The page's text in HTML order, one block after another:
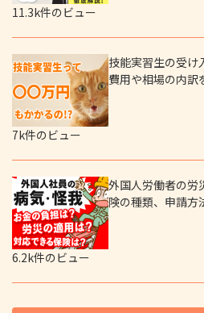
11.3k件のビュー
技能実習生の受け
費用や相場の内訳
7k件のビュー
外国人労働者の労
険の種類、申請方
6.2k件のビュー